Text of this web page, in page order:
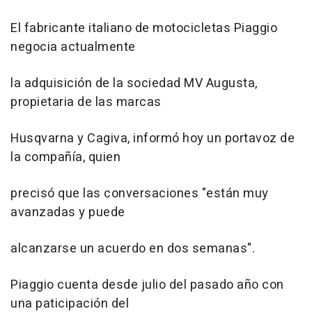
El fabricante italiano de motocicletas Piaggio
negocia actualmente
la adquisición de la sociedad MV Augusta,
propietaria de las marcas
Husqvarna y Cagiva, informó hoy un portavoz de
la compañía, quien
precisó que las conversaciones "están muy
avanzadas y puede
alcanzarse un acuerdo en dos semanas".
Piaggio cuenta desde julio del pasado año con
una paticipación del